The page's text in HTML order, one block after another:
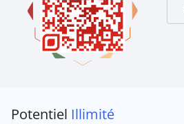
Potentiel Illimité